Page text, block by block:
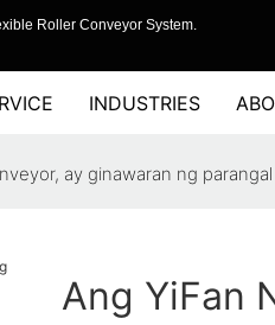
Roller Conveyor System.
INDUSTRIES
ay ginawaran ng
Ang YiFan